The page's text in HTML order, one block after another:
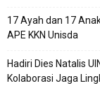
17 Ayah dan 17
APE KKN Unisda
Hadiri Dies Natalis
Kolaborasi Jaga